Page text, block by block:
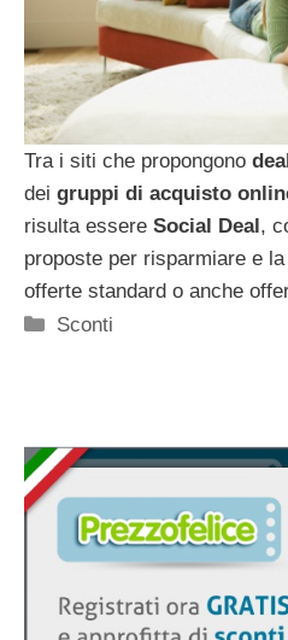
Tra i siti che propongono
dei gruppi di acquisto
risulta essere Social Deal,
proposte per risparmiare e
offerte standard o anche
Categorie
Sconti